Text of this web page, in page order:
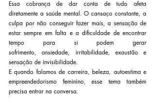
Essa cobrança de dar conta de tudo afeta
diretamente a saúde mental. O cansaço constante, a
culpa por não conseguir fazer mais, a sensação de
estar sempre em falta e a dificuldade de encontrar
tempo para si podem gerar
sofrimento, ansiedade, irritabilidade, exaustão e
sensação de invisibilidade.
E quando falamos de carreira, beleza, autoestima e
empreendedorismo feminino, esse tema também
precisa entrar na conversa.